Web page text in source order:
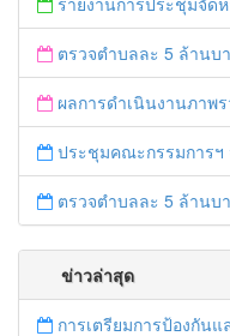
ตรวจตำบลละ 5 ล้านบาท : 23
ผลการดำเนินงานภาพรวม ตำบลละ
ประชุมคณะกรรมการฯ จัดหา
ตรวจตำบลละ 5 ล้านบาท : 19 ก.พ.59 นา
ข่าวล่าสุด
การเตรียมการป้องกันแ